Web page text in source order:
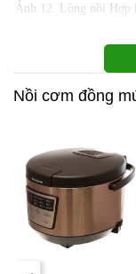
Ảnh 12. Lòng nồi Hợp
Nồi cơm đồng